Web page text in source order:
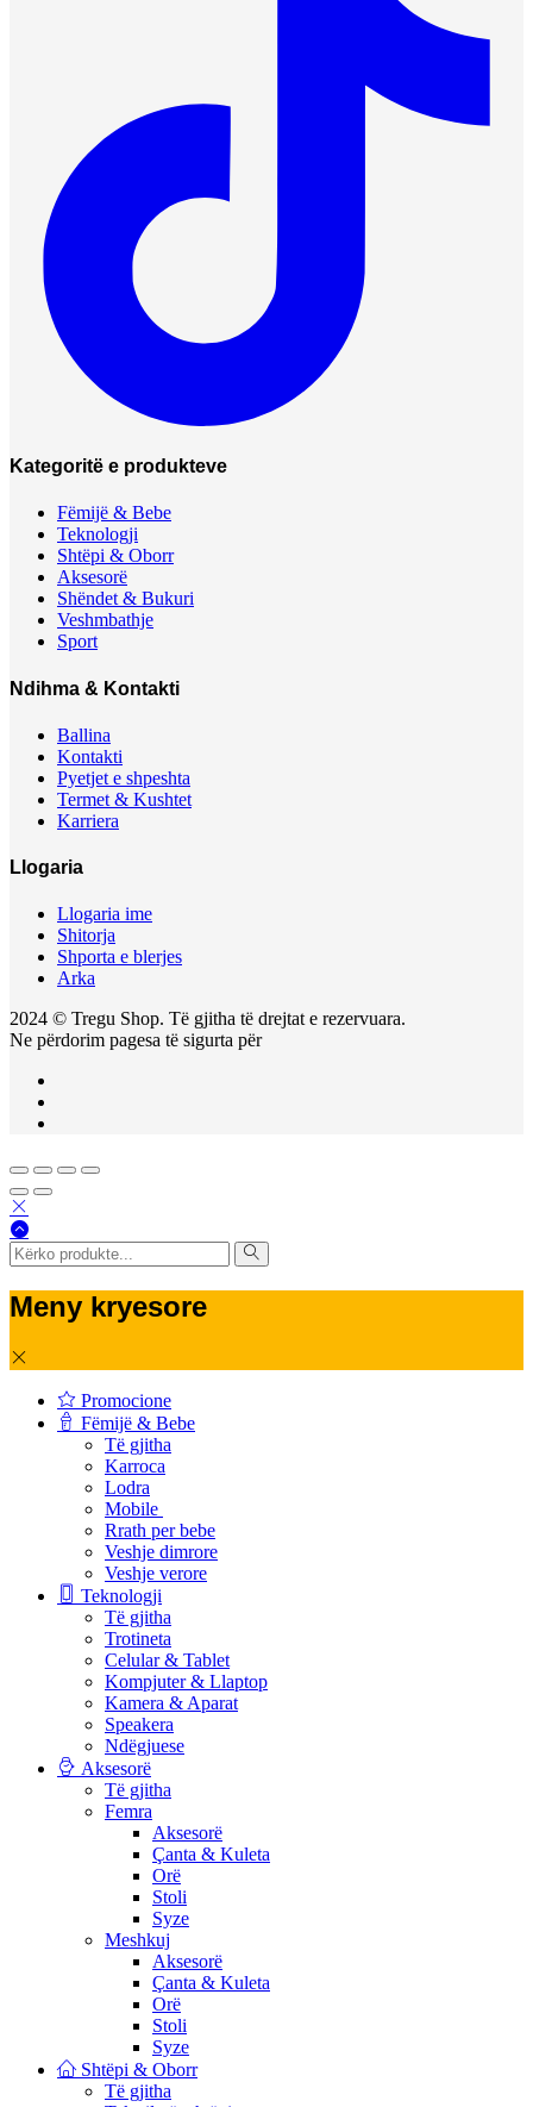
Kategoritë e produkteve
Fëmijë & Bebe
Teknologji
Shtëpi & Oborr
Aksesorë
Shëndet & Bukuri
Veshmbathje
Sport
Ndihma & Kontakti
Ballina
Kontakti
Pyetjet e shpeshta
Termet & Kushtet
Karriera
Llogaria
Llogaria ime
Shitorja
Shporta e blerjes
Arka
2024 © Tregu Shop. Të gjitha të drejtat e rezervuara.
Ne përdorim pagesa të sigurta për
Meny kryesore
Promocione
Fëmijë & Bebe
Të gjitha
Karroca
Lodra
Mobile
Rrath per bebe
Veshje dimrore
Veshje verore
Teknologji
Të gjitha
Trotineta
Celular & Tablet
Kompjuter & Llaptop
Kamera & Aparat
Speakera
Ndëgjuese
Aksesorë
Të gjitha
Femra
Aksesorë
Çanta & Kuleta
Orë
Stoli
Syze
Meshkuj
Aksesorë
Çanta & Kuleta
Orë
Stoli
Syze
Shtëpi & Oborr
Të gjitha